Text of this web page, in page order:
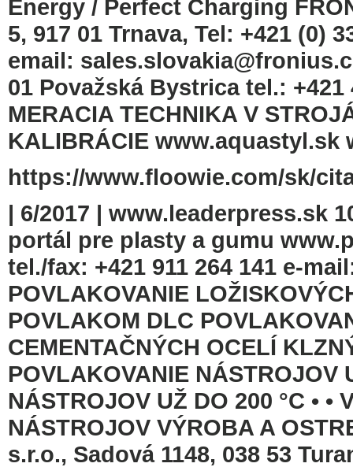
Energy / Perfect Charging
5, 917 01 Trnava, Tel: +421 (0)
email:
01 Považská Bystrica tel.:
MERACIA TECHNIKA V
KALIBRÁCIE
https://www.floowie.com/sk/
| 6/2017 | www.leaderpress.sk
portál pre plasty a gumu
tel./fax: +421 911 264 141 e-
POVLAKOVANIE
POVLAKOM DLC
CEMENTAČNÝCH OCELÍ
POVLAKOVANIE NÁSTROJOV
NÁSTROJOV UŽ DO 200 °C • •
NÁSTROJOV VÝROBA A
s.r.o., Sadová 1148, 038 53